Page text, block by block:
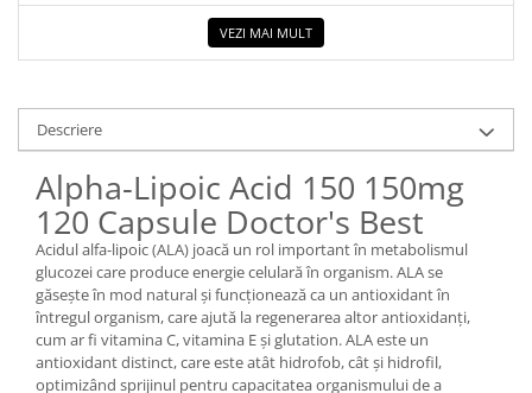
VEZI MAI MULT
Descriere
Alpha-Lipoic Acid 150 150mg
120 Capsule Doctor's Best
Acidul alfa-lipoic (ALA) joacă un rol important în metabolismul
glucozei care produce energie celulară în organism. ALA se
găsește în mod natural și funcționează ca un antioxidant în
întregul organism, care ajută la regenerarea altor antioxidanți,
cum ar fi vitamina C, vitamina E și glutation. ALA este un
antioxidant distinct, care este atât hidrofob, cât și hidrofil,
optimizând sprijinul pentru capacitatea organismului de a